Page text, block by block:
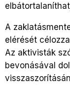
A
elérését
Az aktivisták
bevonásával